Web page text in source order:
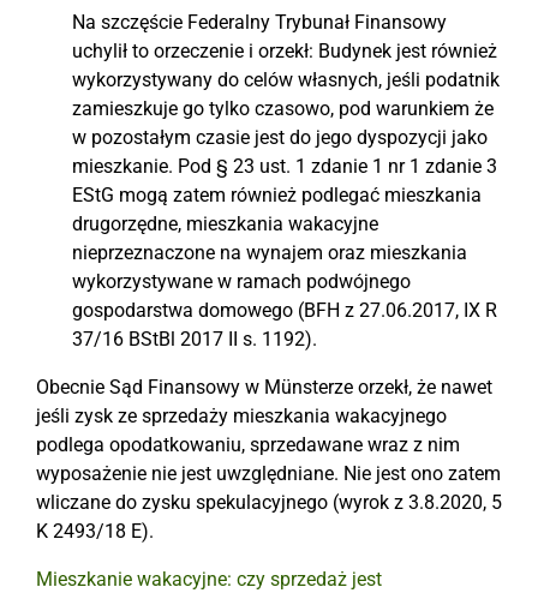
Na szczęście Federalny Trybunał Finansowy
uchylił to orzeczenie i orzekł: Budynek jest również
wykorzystywany do celów własnych, jeśli podatnik
zamieszkuje go tylko czasowo, pod warunkiem że
w pozostałym czasie jest do jego dyspozycji jako
mieszkanie. Pod § 23 ust. 1 zdanie 1 nr 1 zdanie 3
EStG mogą zatem również podlegać mieszkania
drugorzędne, mieszkania wakacyjne
nieprzeznaczone na wynajem oraz mieszkania
wykorzystywane w ramach podwójnego
gospodarstwa domowego (BFH z 27.06.2017, IX R
37/16 BStBl 2017 II s. 1192).
Obecnie Sąd Finansowy w Münsterze orzekł, że nawet
jeśli zysk ze sprzedaży mieszkania wakacyjnego
podlega opodatkowaniu, sprzedawane wraz z nim
wyposażenie nie jest uwzględniane. Nie jest ono zatem
wliczane do zysku spekulacyjnego (wyrok z 3.8.2020, 5
K 2493/18 E).
Mieszkanie wakacyjne: czy sprzedaż jest